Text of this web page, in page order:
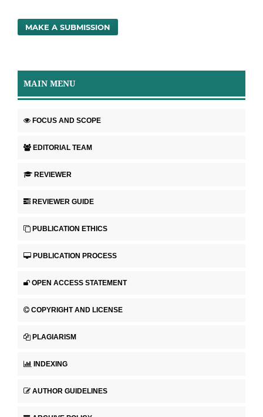
MAKE A SUBMISSION
MAIN MENU
FOCUS AND SCOPE
EDITORIAL TEAM
REVIEWER
REVIEWER GUIDE
PUBLICATION ETHICS
PUBLICATION PROCESS
OPEN ACCESS STATEMENT
COPYRIGHT AND LICENSE
PLAGIARISM
INDEXING
AUTHOR GUIDELINES